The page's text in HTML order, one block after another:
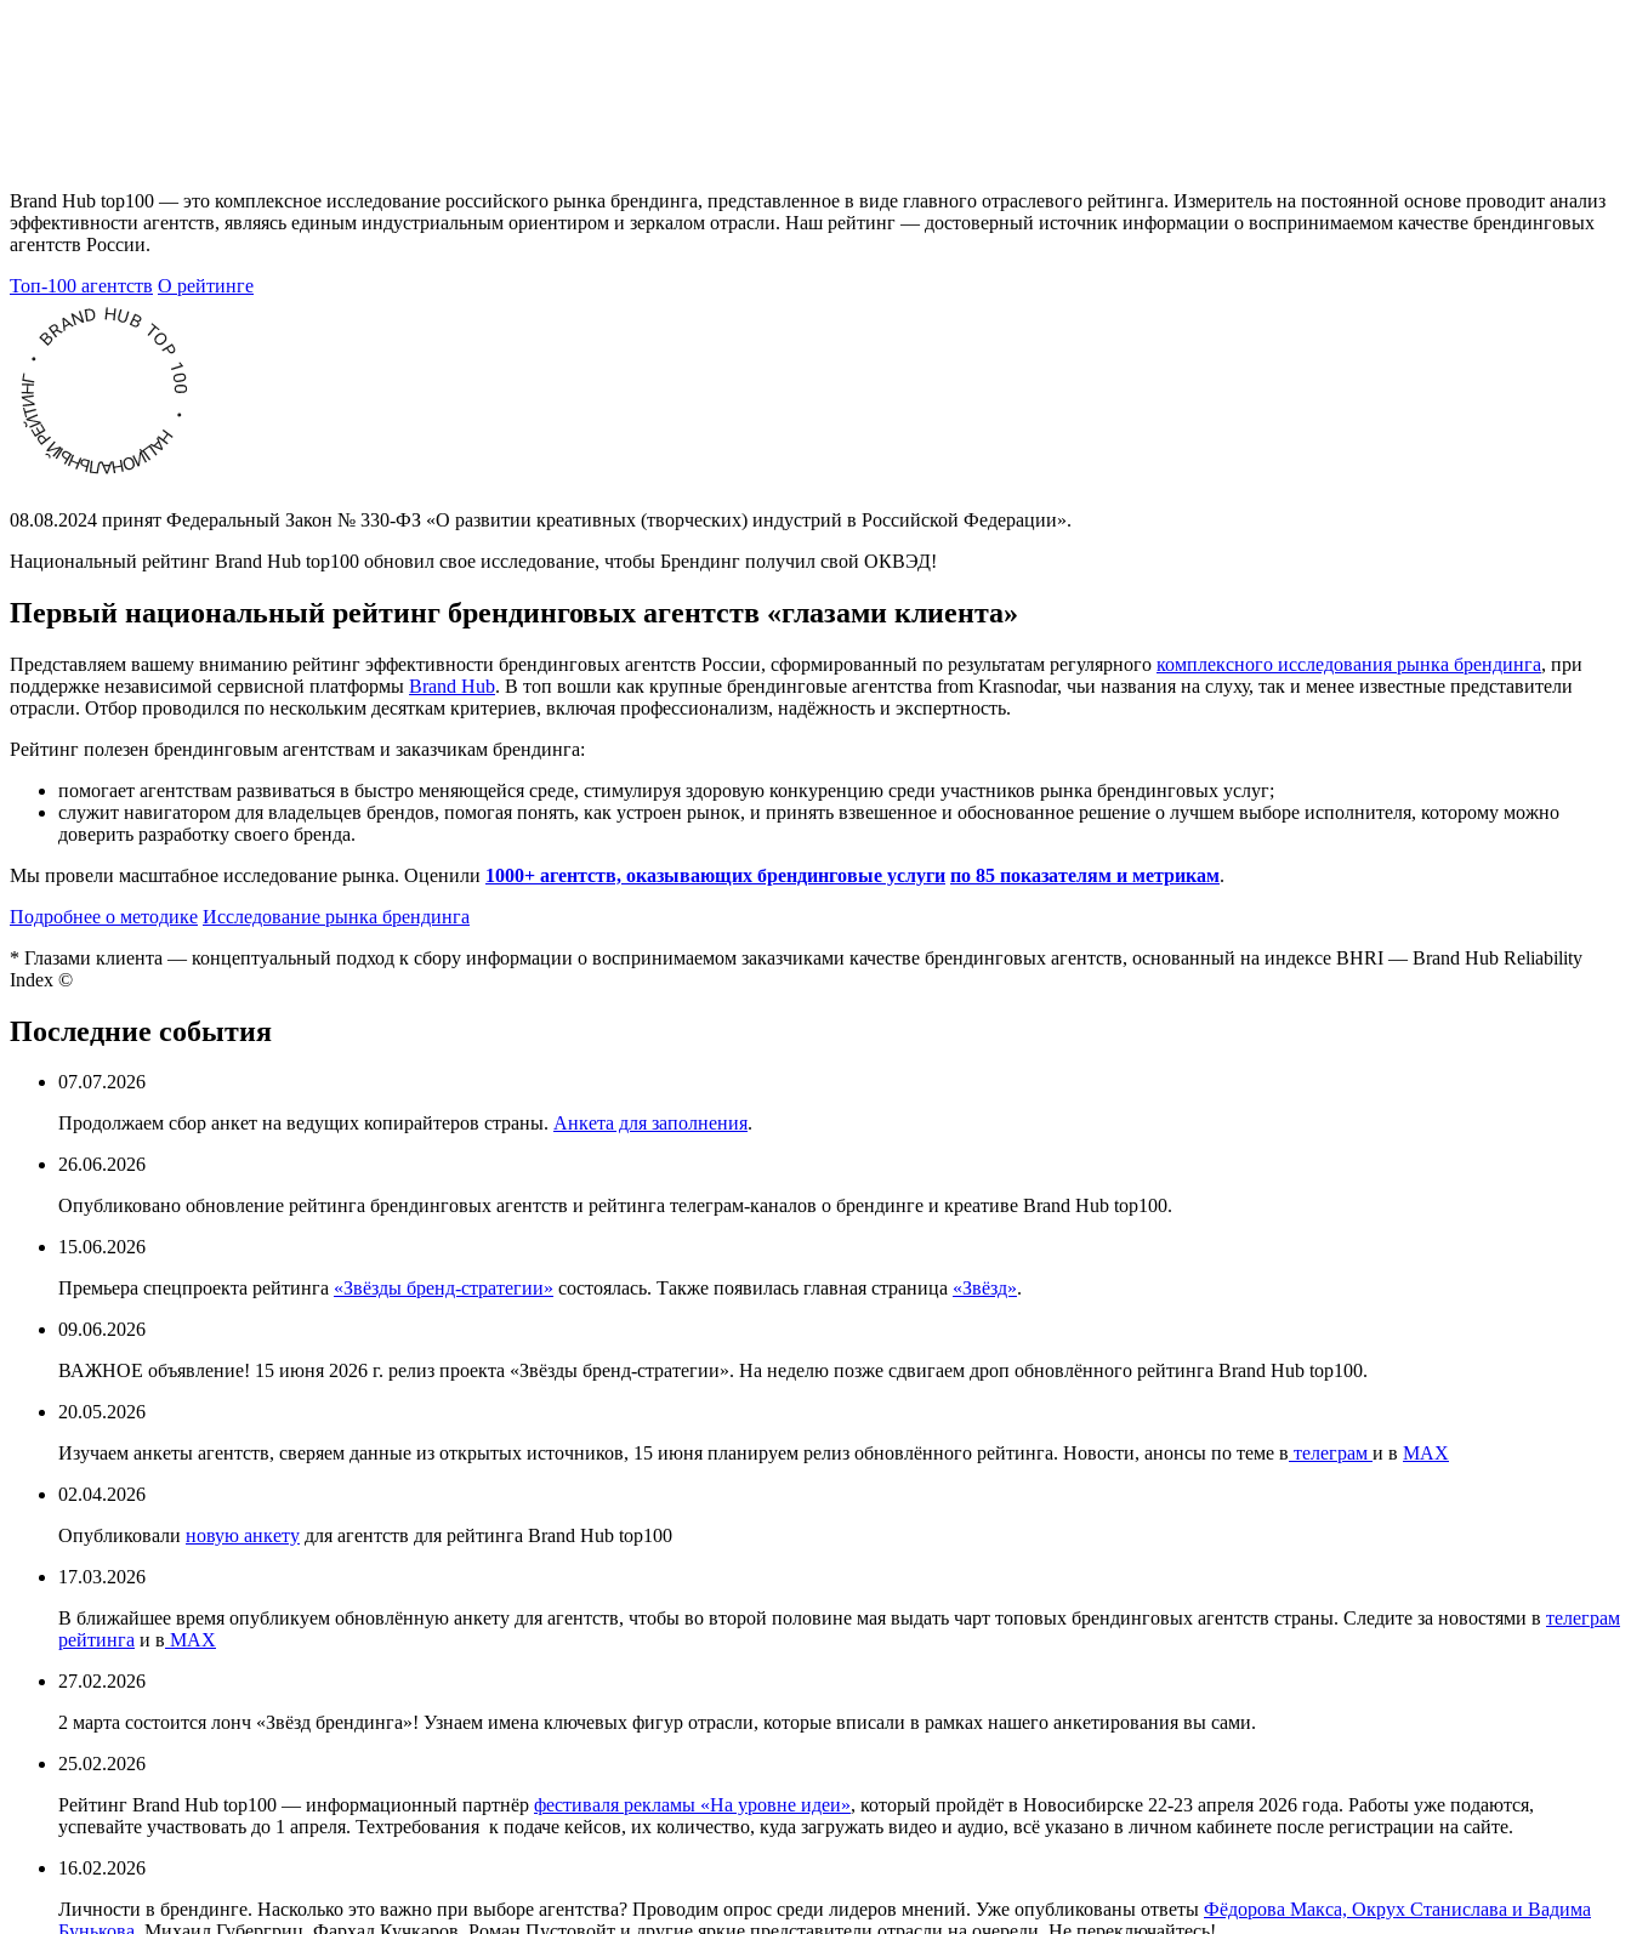
Brand Hub top100 — это комплексное исследование российского рынка брендинга, представленное в виде главного отраслевого рейтинга. Измеритель на постоянной основе проводит анализ
эффективности агентств, являясь единым индустриальным ориентиром и зеркалом отрасли. Наш рейтинг — достоверный источник информации о воспринимаемом качестве брендинговых
агентств России.
Топ-100 агентств О рейтинге
08.08.2024 принят Федеральный Закон № 330-ФЗ «О развитии креативных (творческих) индустрий в Российской Федерации».
Национальный рейтинг Brand Hub top100 обновил свое исследование, чтобы Брендинг получил свой ОКВЭД!
Первый национальный рейтинг брендинговых агентств «глазами клиента»
Представляем вашему вниманию рейтинг эффективности брендинговых агентств России, сформированный по результатам регулярного комплексного исследования рынка брендинга, при
поддержке независимой сервисной платформы Brand Hub. В топ вошли как крупные брендинговые агентства from Krasnodar, чьи названия на слуху, так и менее известные представители
отрасли. Отбор проводился по нескольким десяткам критериев, включая профессионализм, надёжность и экспертность.
Рейтинг полезен брендинговым агентствам и заказчикам брендинга:
помогает агентствам развиваться в быстро меняющейся среде, стимулируя здоровую конкуренцию среди участников рынка брендинговых услуг;
служит навигатором для владельцев брендов, помогая понять, как устроен рынок, и принять взвешенное и обоснованное решение о лучшем выборе исполнителя, которому можно
доверить разработку своего бренда.
Мы провели масштабное исследование рынка. Оценили 1000+ агентств, оказывающих брендинговые услуги по 85 показателям и метрикам.
Подробнее о методике Исследование рынка брендинга
* Глазами клиента — концептуальный подход к сбору информации о воспринимаемом заказчиками качестве брендинговых агентств, основанный на индексе BHRI — Brand Hub Reliability
Index ©
Последние события
07.07.2026
Продолжаем сбор анкет на ведущих копирайтеров страны. Анкета для заполнения.
26.06.2026
Опубликовано обновление рейтинга брендинговых агентств и рейтинга телеграм-каналов о брендинге и креативе Brand Hub top100.
15.06.2026
Премьера спецпроекта рейтинга «Звёзды бренд-стратегии» состоялась. Также появилась главная страница «Звёзд».
09.06.2026
ВАЖНОЕ объявление! 15 июня 2026 г. релиз проекта «Звёзды бренд-стратегии». На неделю позже сдвигаем дроп обновлённого рейтинга Brand Hub top100.
20.05.2026
Изучаем анкеты агентств, сверяем данные из открытых источников, 15 июня планируем релиз обновлённого рейтинга. Новости, анонсы по теме в телеграм и в МАХ
02.04.2026
Опубликовали новую анкету для агентств для рейтинга Brand Hub top100
17.03.2026
В ближайшее время опубликуем обновлённую анкету для агентств, чтобы во второй половине мая выдать чарт топовых брендинговых агентств страны. Следите за новостями в телеграм
рейтинга и в MAX
27.02.2026
2 марта состоится лонч «Звёзд брендинга»! Узнаем имена ключевых фигур отрасли, которые вписали в рамках нашего анкетирования вы сами.
25.02.2026
Рейтинг Brand Hub top100 — информационный партнёр фестиваля рекламы «На уровне идеи», который пройдёт в Новосибирске 22-23 апреля 2026 года. Работы уже подаются,
успевайте участвовать до 1 апреля. Техтребования к подаче кейсов, их количество, куда загружать видео и аудио, всё указано в личном кабинете после регистрации на сайте.
16.02.2026
Личности в брендинге. Насколько это важно при выборе агентства? Проводим опрос среди лидеров мнений. Уже опубликованы ответы Фёдорова Макса, Окрух Станислава и Вадима